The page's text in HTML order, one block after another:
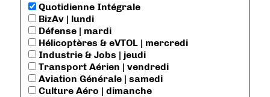
Quotidienne Intégrale
BizAv | lundi
Défense | mardi
Hélicoptères & eVTOL | mercredi
Industrie & Jobs | jeudi
Transport Aérien | vendredi
Aviation Générale | samedi
Culture Aéro | dimanche